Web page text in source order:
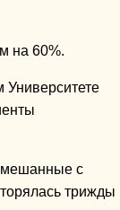
на 60%.
Университете
с
трижды